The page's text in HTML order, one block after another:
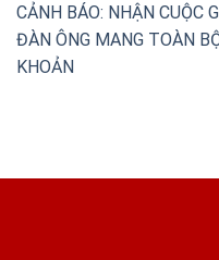
CẢNH BÁO: NHẬN CUỘC
ĐÀN ÔNG MANG TOÀN
KHOẢN